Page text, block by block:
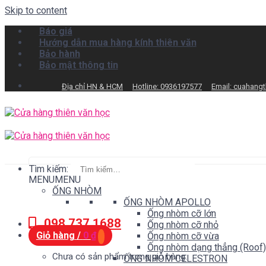
Skip to content
Báo giá
Hướng dẫn mua hàng kính thiên văn
Bảo hành
Bảo mật thông tin
Địa chỉ HN & HCM Hotline: 0936197577 Email:
Tìm kiếm:
098.737.1688
Giỏ hàng / 0 ₫
Chưa có sản phẩm trong giỏ hàng.
MENUMENU
ỐNG NHÒM
ỐNG NHÒM APOLLO
Ống nhòm cỡ lớn
Ống nhòm cỡ nhỏ
Ống nhòm cỡ vừa
Ống nhòm dạng thẳng (Roof)
ỐNG NHÒM CELESTRON